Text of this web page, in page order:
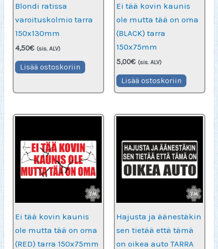
Blondi ratissa
varoituskolmio tarra
150x130mm
4,50€ (sis. ALV)
Lisää ostoskoriin
Ei tää kovin kaunis
ole mutta tää on oma
(BLACK) tarra
150x75mm
5,00€ (sis. ALV)
Lisää ostoskoriin
Ei tää kovin kaunis
ole mutta tää on oma
(RED) tarra 150x75mm
Hajusta ja äänestäkin
sen tietää että tämä
on oikea auto TARRA